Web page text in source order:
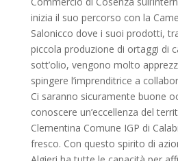
inizia il suo percorso con la
Salonicco dove i suoi prodotti,
piccola produzione di ortaggi di
sott’olio, vengono molto
spingere l’imprenditrice a
Ci saranno sicuramente buone
conoscere un’eccellenza del
Clementina Comune IGP di
fresco. Con questo spirito di